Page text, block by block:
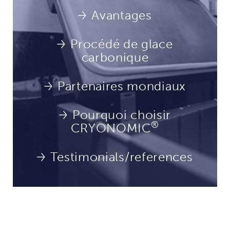
Avantages
Procédé de glace
carbonique
Partenaires mondiaux
Pourquoi choisir
CRYONOMIC®
Testimonials/references